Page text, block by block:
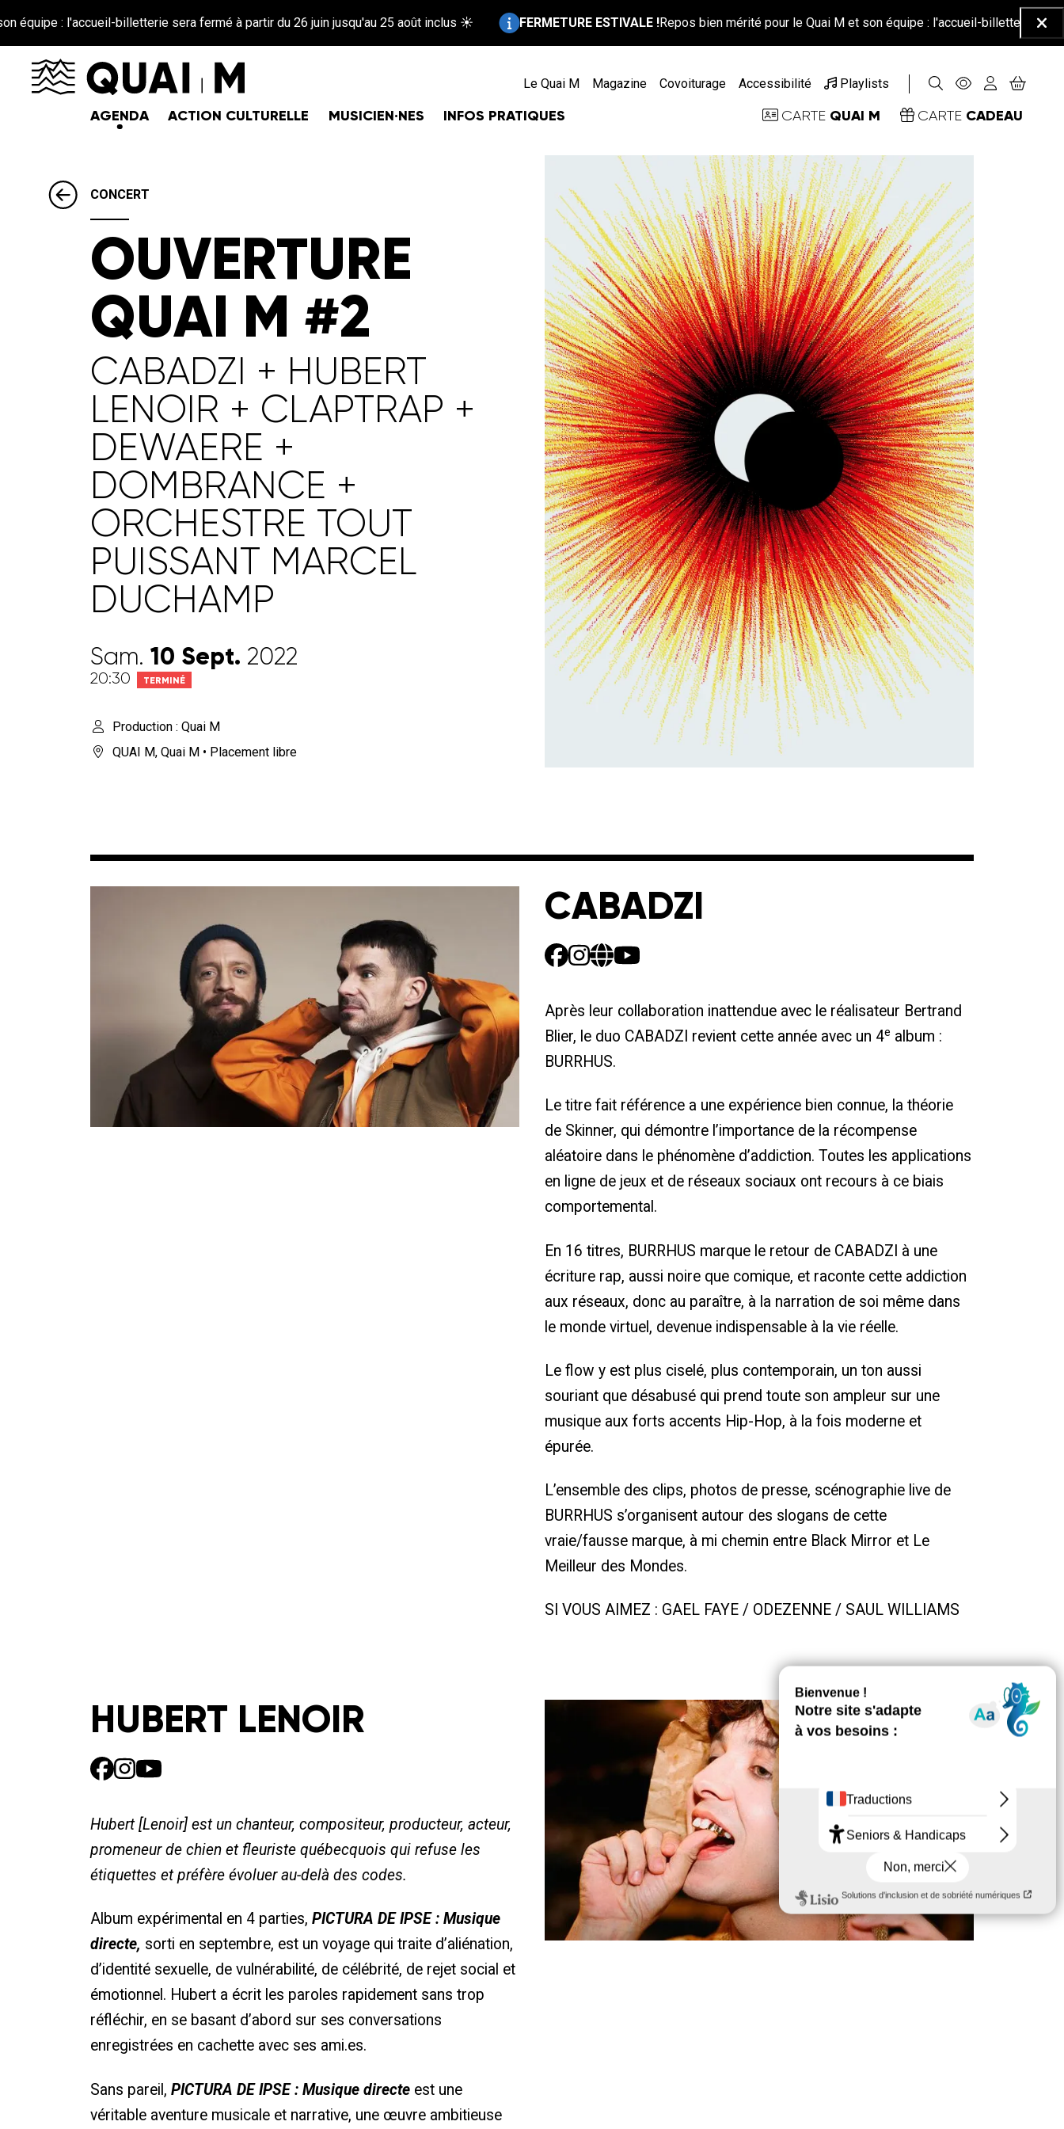
billetterie sera fermé à partir du 26 juin jusqu'au 25 août inclus ☀️
Information :
FERMETURE ESTIVALE !Repos bien mérité pour le Quai M et son équipe : l'accueil-billetterie sera fermé à
Le Quai M Magazine Covoiturage Accessibilité Playlists
AGENDA ACTION CULTURELLE MUSICIEN·NES INFOS PRATIQUES CARTE QUAI M CARTE CADEAU
CONCERT
OUVERTURE
QUAI M #2
CABADZI + HUBERT
LENOIR + CLAPTRAP +
DEWAERE +
DOMBRANCE +
ORCHESTRE TOUT
PUISSANT MARCEL
DUCHAMP
Sam. 10 Sept. 2022
20:30 TERMINÉ
Production : Quai M
QUAI M,Quai M • Placement libre
CABADZI
Après leur collaboration inattendue avec le réalisateur Bertrand
Blier, le duo CABADZI revient cette année avec un 4e album :
BURRHUS.
Le titre fait référence a une expérience bien connue, la théorie
de Skinner, qui démontre l’importance de la récompense
aléatoire dans le phénomène d’addiction. Toutes les applications
en ligne de jeux et de réseaux sociaux ont recours à ce biais
comportemental.
En 16 titres, BURRHUS marque le retour de CABADZI à une
écriture rap, aussi noire que comique, et raconte cette addiction
aux réseaux, donc au paraître, à la narration de soi même dans
le monde virtuel, devenue indispensable à la vie réelle.
Le flow y est plus ciselé, plus contemporain, un ton aussi
souriant que désabusé qui prend toute son ampleur sur une
musique aux forts accents Hip-Hop, à la fois moderne et
épurée.
L’ensemble des clips, photos de presse, scénographie live de
BURRHUS s’organisent autour des slogans de cette
vraie/fausse marque, à mi chemin entre Black Mirror et Le
Meilleur des Mondes.
SI VOUS AIMEZ : GAEL FAYE / ODEZENNE / SAUL WILLIAMS
HUBERT LENOIR
Hubert [Lenoir] est un chanteur, compositeur, producteur, acteur,
promeneur de chien et fleuriste québecquois qui refuse les
étiquettes et préfère évoluer au-delà des codes.
Album expérimental en 4 parties,PICTURA DE IPSE : Musique
directe, sorti en septembre, est un voyage qui traite d’aliénation,
d’identité sexuelle, de vulnérabilité, de célébrité, de rejet social et
émotionnel. Hubert a écrit les paroles rapidement sans trop
réfléchir, en se basant d’abord sur ses conversations
enregistrées en cachette avec ses ami.es.
Sans pareil,PICTURA DE IPSE : Musique directe est une
véritable aventure musicale et narrative, une œuvre ambitieuse